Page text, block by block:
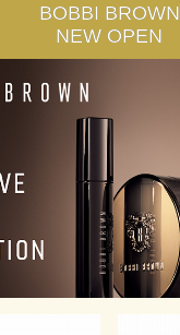
BOBBI BROWN
NEW OPEN